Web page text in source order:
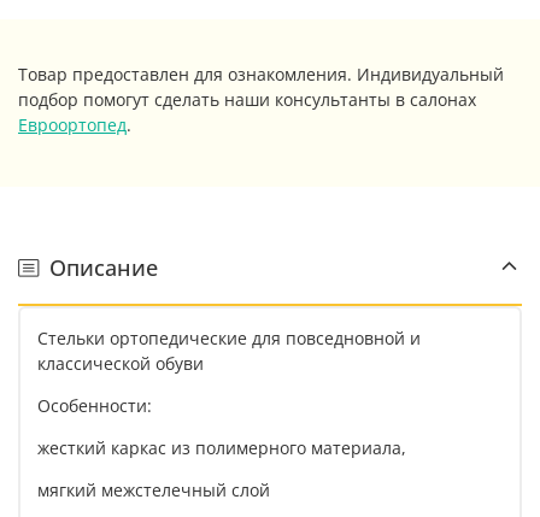
Товар предоставлен для ознакомления. Индивидуальный
подбор помогут сделать наши консультанты в салонах
Евроортопед.
Описание
Стельки ортопедические для повседновной и
классической обуви
Особенности:
жесткий каркас из полимерного материала,
мягкий межстелечный слой